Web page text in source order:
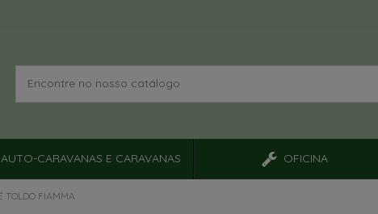
AUTO-CARAVANAS E CARAVANAS OFICINA
TOLDO FIAMMA